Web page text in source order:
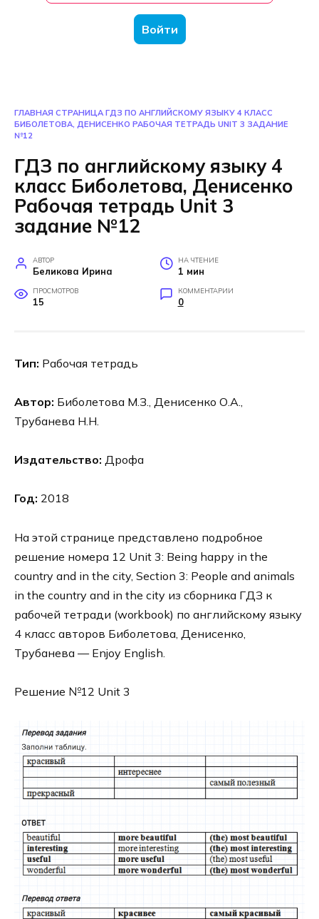
Войти
ГЛАВНАЯ СТРАНИЦА ГДЗ ПО АНГЛИЙСКОМУ ЯЗЫКУ 4 КЛАСС
БИБОЛЕТОВА, ДЕНИСЕНКО РАБОЧАЯ ТЕТРАДЬ UNIT 3 ЗАДАНИЕ
№12
ГДЗ по английскому языку 4
класс Биболетова, Денисенко
Рабочая тетрадь Unit 3
задание №12
АВТОР
Беликова Ирина
НА ЧТЕНИЕ
1 мин
ПРОСМОТРОВ
15
КОММЕНТАРИИ
0
Тип: Рабочая тетрадь
Автор: Биболетова М.З., Денисенко О.А.,
Трубанева Н.Н.
Издательство: Дрофа
Год: 2018
На этой странице представлено подробное
решение номера 12 Unit 3: Being happy in the
country and in the city, Section 3: People and animals
in the country and in the city из сборника ГДЗ к
рабочей тетради (workbook) по английскому языку
4 класс авторов Биболетова, Денисенко,
Трубанева — Enjoy English.
Решение №12 Unit 3